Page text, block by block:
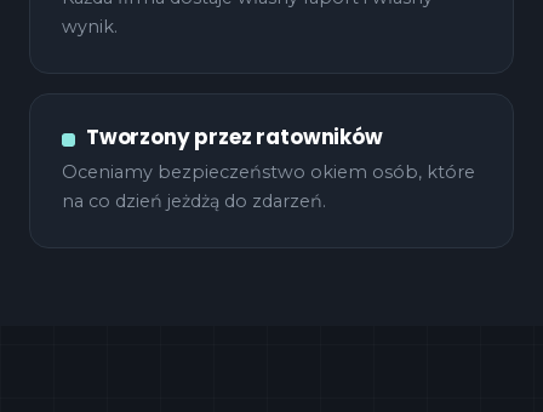
wynik.
Tworzony przez ratowników
Oceniamy bezpieczeństwo okiem osób, które
na co dzień jeżdżą do zdarzeń.